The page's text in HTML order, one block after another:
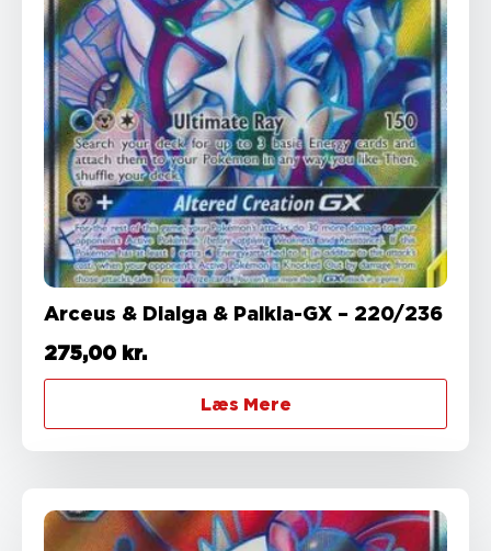
Arceus & Dialga & Palkia-GX – 220/236
275,00 kr.
Læs Mere